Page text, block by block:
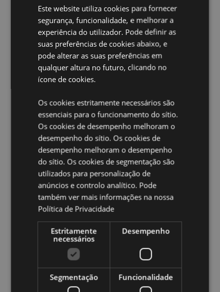
Material:Cartão e Fragrância
Ingredientes da Fragrância:Na embalagem.
Informação de Segurança:Manter longe de crianças.
Mais informações de segurança, ler na embalagem.
Informações sobre a licença:Este produto está
totalmente licenciado e pode ser vendido em todo o
Ampliar informação:
Quer saber mais acerca de comprar na Puckator?
a nossaGuia de informação para o cliente.
Caracteristicas do Produto
Informação
Altura 7.5cm Largura 7.5cm Profundidade
5055071763625
240
0.013000
Não
Asterix & Obelix
Este website utiliza cookies para fornecer
segurança, funcionalidade, e melhorar a
experiência do utilizador. Pode definir as
suas preferências de cookies abaixo, e
pode alterar as suas preferências em
qualquer altura no futuro, clicando no
ícone de cookies.
Os cookies estritamente necessários são
essenciais para o funcionamento do sítio.
Os cookies de desempenho melhoram o
desempenho do sítio. Os cookies de
desempenho melhoram o desempenho
do sítio. Os cookies de segmentação são
utilizados para personalização de
anúncios e controlo analítico. Pode
também ver mais informações na nossa
Política de Privacidade
Estritamente
necessários
Desempenho
Segmentação Funcionalidade